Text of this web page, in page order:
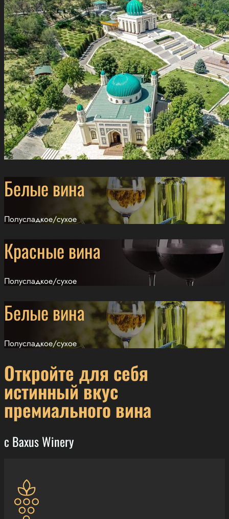
Белые вина
Полусладкое/сухое
Красные вина
Полусладкое/сухое
Белые вина
Полусладкое/сухое
Откройте для себя
истинный вкус
премиального вина
с Baxus Winery